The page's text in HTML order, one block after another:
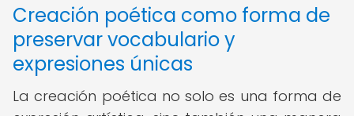
Creación poética como forma de
preservar vocabulario y
expresiones únicas
La creación poética no solo es una forma de